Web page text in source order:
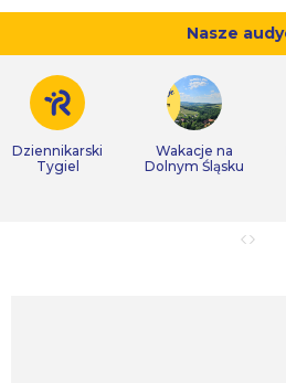
Nasze
Dziennikarski
Tygiel
Wakacje na
Dolnym Śląsku